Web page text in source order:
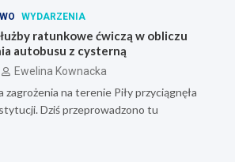
WYDARZENIA
ratunkowe ćwiczą w obliczu
autobusu z cysterną
Ewelina Kownacka
zagrożenia na terenie Piły przyciągnęła
Dziś przeprowadzono tu